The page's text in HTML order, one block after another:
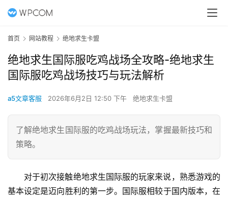
首页 网站教程 绝地求生卡盟
绝地求生国际服吃鸡战场全攻略-绝地求生
国际服吃鸡战场技巧与玩法解析
a5文章客服 2026年6月2日 12:50 下午 绝地求生卡盟
了解绝地求生国际服的吃鸡战场玩法，掌握最新技巧和
策略。
对于初次接触绝地求生国际服的玩家来说，熟悉游戏的
基本设定是迈向胜利的第一步。国际服相较于国内版本，在